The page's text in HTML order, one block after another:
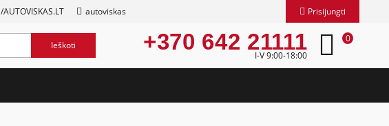
/AUTOVISKAS.LT autoviskas Prisijungti
Ieškoti +370 642 21111
I-V 9:00-18:00
0